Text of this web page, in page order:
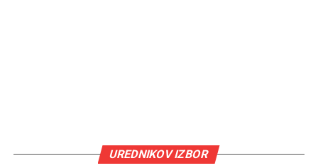
UREDNIKOV IZBOR